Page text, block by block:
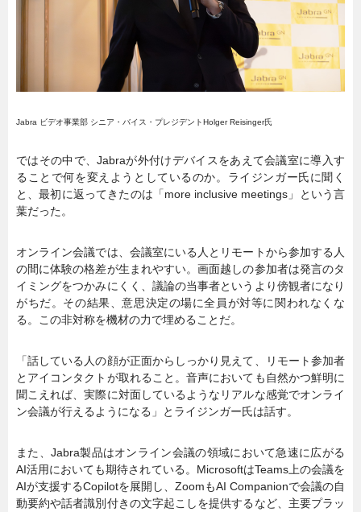
Jabra ビデオ事業部 シニア・バイス・プレジデントHolger Reisinger氏
ではその中で、Jabraが外付けデバイスをあえて会議室に導入す
ることで何を変えようとしているのか。ライジンガー氏に聞く
と、最初に返ってきたのは「more inclusive meetings」という言
葉だった。
オンライン会議では、会議室にいる人とリモートから参加する人
の間に体験の格差が生まれやすい。画面越しの参加者は発言のタ
イミングをつかみにくく、議論の当事者というより傍観者になり
がちだ。その結果、意思決定の場に全員が対等に関われなくな
る。この非対称を機材の力で埋めることだ。
「話している人の顔が正面からしっかり見えて、リモート参加者
とアイコンタクトが取れること。音声においても自然かつ鮮明に
聞こえれば、実際に対面しているようなリアルな感覚でオンライ
ン会議が行えるようになる」とライジンガー氏は話す。
また、Jabra製品はオンライン会議の領域において急速に広がる
AI活用においても期待されている。MicrosoftはTeams上の会議を
AIが支援するCopilotを展開し、ZoomもAI Companionで会議の自
動要約や話者識別付きの文字起こしを提供するなど、主要プラッ